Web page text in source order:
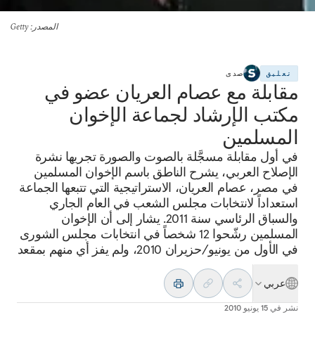
المصدر : Getty
تعليق صدى
مقابلة مع عصام العريان عضو في
مكتب الإرشاد لجماعة الإخوان
المسلمين
في أول مقابلة مسجَّلة بالصوت والصورة تجريها نشرة
الإصلاح العربي، يشرح الناطق باسم الإخوان المسلمين
في مصر، عصام العريان، الاستراتيجية التي تتبعها الجماعة
استعداداً لانتخابات مجلس الشعب في العام الجاري
والسباق الرئاسي سنة 2011. يشار إلى أن الإخوان
المسلمين رشّحوا 12 شخصاً في انتخابات مجلس الشورى
في الأول من يونيو/حزيران 2010، ولم يفز أي منهم بمقعد
عربي
نشر في 15 يونيو 2010